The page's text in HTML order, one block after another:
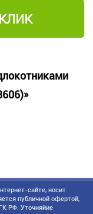
сайте, носит
публичной офертой,
РФ. Уточняйие